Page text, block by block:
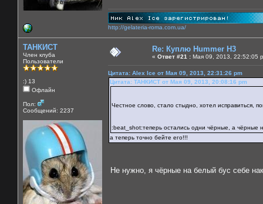
http://gelateria-roma.com.ua/
ТАНКИСТ
Член клуба
Пользователи
:) 13
Офлайн
Пол:
Сообщений: 2237
Re: Куплю Hummer H3
« Ответ #21 : Мая 09, 2013, 22:52:05
Цитата: Alex Ice от Мая 09, 2013, 22:31:26 pm
Цитата: ТАНКИСТ от Мая 09, 2013, 20:08:16 pm
Честное слово, стало стыдно, хотел исправиться,
:beat_shot:теперь остались одни чёрные, а
а теперь точно бейте его!!!
Не нужно, я чёрные на белый бус себе